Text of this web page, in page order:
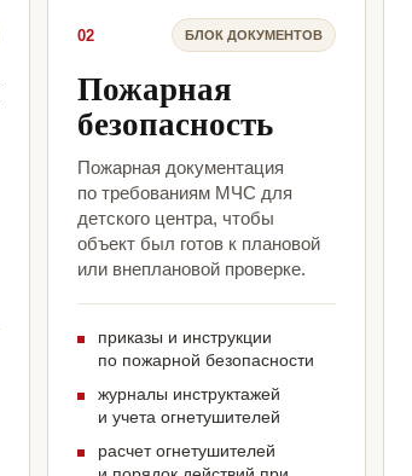
02 БЛОК ДОКУМЕНТОВ
Пожарная
безопасность
Пожарная документация
по требованиям МЧС для
детского центра, чтобы
объект был готов к плановой
или внеплановой проверке.
приказы и инструкции
по пожарной безопасности
журналы инструктажей
и учета огнетушителей
расчет огнетушителей